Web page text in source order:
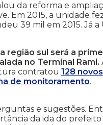
da reforma e
Em 2015, a unidade
39 mil em 2015. Já
a região sul será a
no Terminal Rami.
contratou 128
de monitoramento.
e sugestões.
da ida do